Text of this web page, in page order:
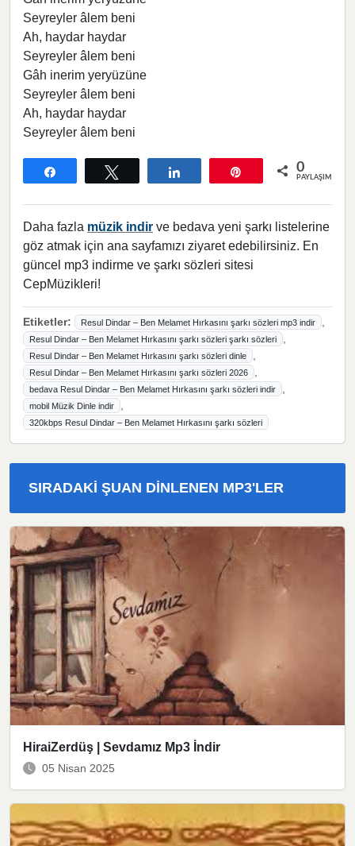
Seyreyler âlem beni
Ah, haydar haydar
Seyreyler âlem beni
Gâh inerim yeryüzüne
Seyreyler âlem beni
Ah, haydar haydar
Seyreyler âlem beni
0
PAYLAŞIMLAR
Daha fazla müzik indir ve bedava yeni şarkı listelerine
göz atmak için ana sayfamızı ziyaret edebilirsiniz. En
güncel mp3 indirme ve şarkı sözleri sitesi
CepMüzikleri!
Etiketler: Resul Dindar – Ben Melamet Hırkasını şarkı sözleri mp3 indir
Resul Dindar – Ben Melamet Hırkasını şarkı sözleri şarkı sözleri
Resul Dindar – Ben Melamet Hırkasını şarkı sözleri dinle
Resul Dindar – Ben Melamet Hırkasını şarkı sözleri 2026
bedava Resul Dindar – Ben Melamet Hırkasını şarkı sözleri indir
mobil Müzik Dinle indir
320kbps Resul Dindar – Ben Melamet Hırkasını şarkı sözleri
SIRADAKI ŞUAN DINLENEN MP3'LER
HiraiZerdüş | Sevdamız Mp3 İndir
05 Nisan 2025